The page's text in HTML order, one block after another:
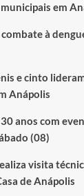
em
à
e cinto
Anápolis
anos com
(08)
visita
de Anápolis